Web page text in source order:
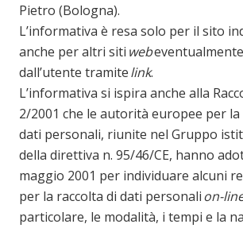
Pietro (Bologna).
L’informativa è resa solo per il sito
anche per altri siti web
dall’utente tramitelink.
L’informativa si ispira anche alla
2/2001 che le autorità europee per
dati personali, riunite nel Gruppo
della direttiva n. 95/46/CE, hanno
maggio 2001 per individuare alcuni
per la raccolta di dati personalion-
particolare, le modalità, i tempi e la